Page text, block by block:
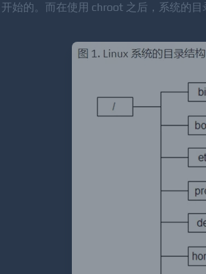
始的。而在使用 chroot 之后，系统的